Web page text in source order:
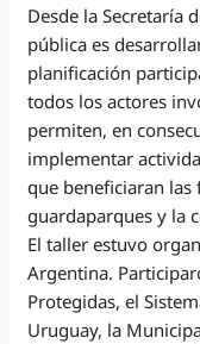
Desde la Secretaría
pública es
planificación
todos los actores
permiten, en
implementar
que beneficiaran las
guardaparques y la
El taller estuvo
Argentina.
Protegidas, el
Uruguay, la